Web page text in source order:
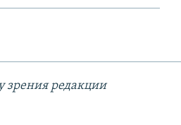
зрения редакции